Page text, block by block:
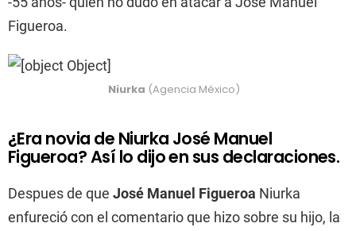
Figueroa.
Niurka (Agencia México)
¿Era novia de Niurka José Manuel
Figueroa? Así lo dijo en sus declaraciones.
Despues de que José Manuel Figueroa Niurka
enfureció con el comentario que hizo sobre su hijo, la